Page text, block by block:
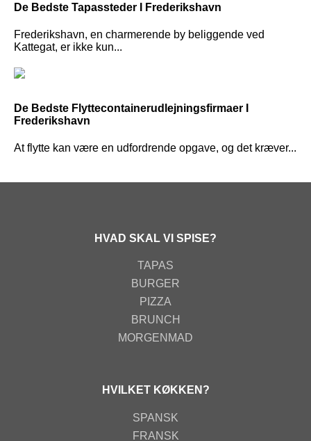
De Bedste Tapassteder I Frederikshavn
Frederikshavn, en charmerende by beliggende ved
Kattegat, er ikke kun...
De Bedste Flyttecontainerudlejningsfirmaer I
Frederikshavn
At flytte kan være en udfordrende opgave, og det kræver...
HVAD SKAL VI SPISE?
TAPAS
BURGER
PIZZA
BRUNCH
MORGENMAD
HVILKET KØKKEN?
SPANSK
FRANSK